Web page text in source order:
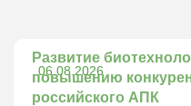
06.08.2026
Развитие
повышению
российского АПК